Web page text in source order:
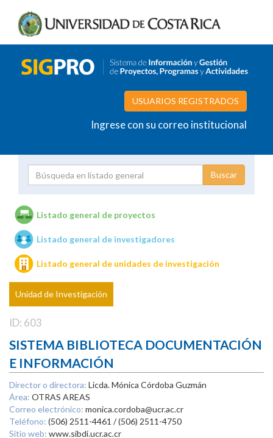
USUARIOS REGISTRADOS
Ingrese con su correo institucional
Unidades de investigación
Listado general de proyectos
Listado general de investigadores
Listado general de unidades de investigación
Unidad de Investigación
ID: 603
SISTEMA BIBLIOTECA DOCUMENTACIÓN
E INFORMACIÓN
Director o directora: Licda. Mónica Córdoba Guzmán
Área: OTRAS AREAS
Correo electrónico: monica.cordoba@ucr.ac.cr
Teléfono: (506) 2511-4461 / (506) 2511-4750
Sitio web: www.sibdi.ucr.ac.cr